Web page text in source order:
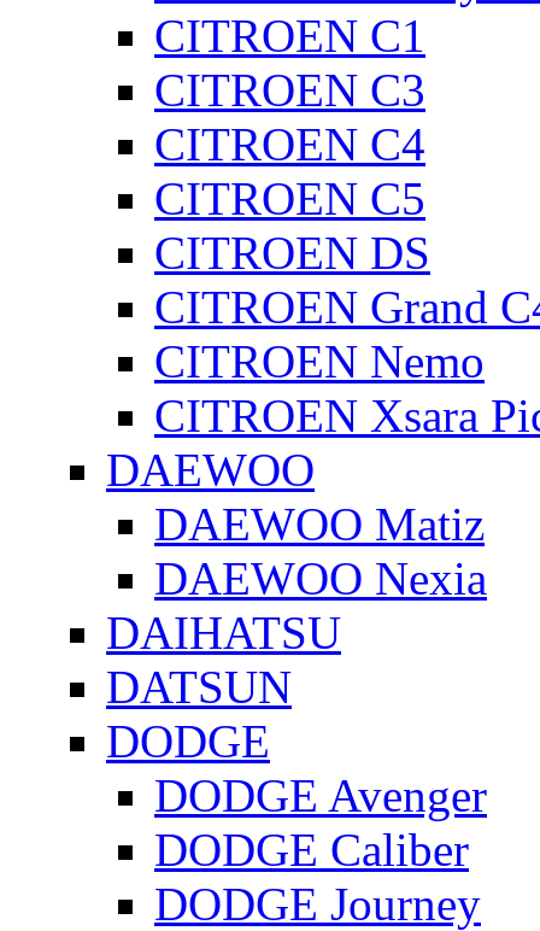
CITROEN C1
CITROEN C3
CITROEN C4
CITROEN C5
CITROEN DS
CITROEN Grand
CITROEN Nemo
CITROEN Xsara
DAEWOO
DAEWOO Matiz
DAEWOO Nexia
DAIHATSU
DATSUN
DODGE
DODGE Avenger
DODGE Caliber
DODGE Journey